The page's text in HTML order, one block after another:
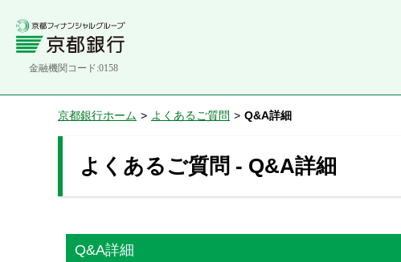
金融機関コード:0158
京都銀行ホーム > よくあるご質問 > Q&A詳細
よくあるご質問 - Q&A詳細
Q&A詳細